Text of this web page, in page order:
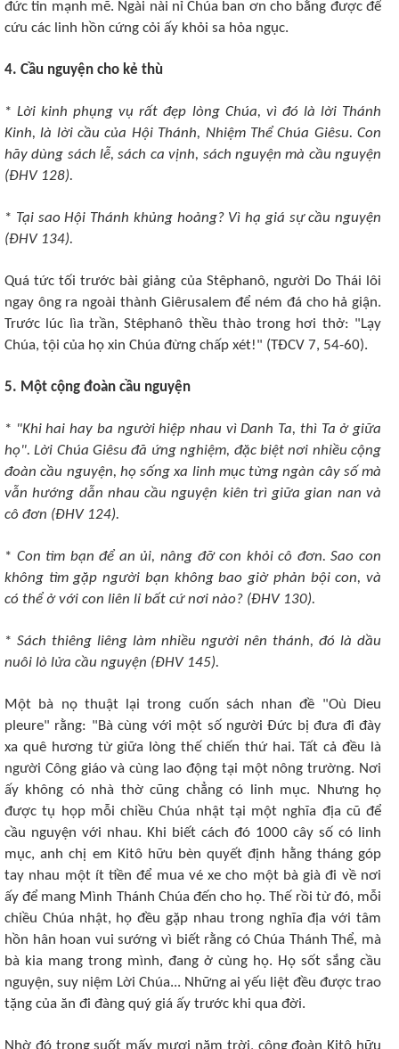
đức tin mạnh mẽ. Ngài nài nỉ Chúa ban ơn cho bằng được để
cứu các linh hồn cứng cỏi ấy khỏi sa hỏa ngục.
4. Cầu nguyện cho kẻ thù
*Lời kinh phụng vụ rất đẹp lòng Chúa, vì đó là lời Thánh
Kinh, là lời cầu của Hội Thánh, Nhiệm Thể Chúa Giêsu. Con
hãy dùng sách lễ, sách ca vịnh, sách nguyện mà cầu nguyện
(ÐHV 128).
* Tại sao Hội Thánh khủng hoảng? Vì hạ giá sự cầu nguyện
(ÐHV 134).
Quá tức tối trước bài giảng của Stêphanô, người Do Thái lôi
ngay ông ra ngoài thành Giêrusalem để ném đá cho hả giận.
Trước lúc lìa trần, Stêphanô thều thào trong hơi thở: "Lạy
Chúa, tội của họ xin Chúa đừng chấp xét!" (TÐCV 7, 54-60).
5. Một cộng đoàn cầu nguyện
* "Khi hai hay ba người hiệp nhau vì Danh Ta, thì Ta ở giữa
họ". Lời Chúa Giêsu đã ứng nghiệm, đặc biệt nơi nhiều cộng
đoàn cầu nguyện, họ sống xa linh mục từng ngàn cây số mà
vẫn hướng dẫn nhau cầu nguyện kiên trì giữa gian nan và
cô đơn (ÐHV 124).
* Con tìm bạn để an ủi, nâng đỡ con khỏi cô đơn. Sao con
không tìm gặp người bạn không bao giờ phản bội con, và
có thể ở với con liên lỉ bất cứ nơi nào? (ÐHV 130).
* Sách thiêng liêng làm nhiều người nên thánh, đó là dầu
nuôi lò lửa cầu nguyện (ÐHV 145).
Một bà nọ thuật lại trong cuốn sách nhan đề "Où Dieu
pleure" rằng: "Bà cùng với một số người Ðức bị đưa đi đày
xa quê hương từ giữa lòng thế chiến thứ hai. Tất cả đều là
người Công giáo và cùng lao động tại một nông trường. Nơi
ấy không có nhà thờ cũng chẳng có linh mục. Nhưng họ
được tụ họp mỗi chiều Chúa nhật tại một nghĩa địa cũ để
cầu nguyện với nhau. Khi biết cách đó 1000 cây số có linh
mục, anh chị em Kitô hữu bèn quyết định hằng tháng góp
tay nhau một ít tiền để mua vé xe cho một bà già đi về nơi
ấy để mang Mình Thánh Chúa đến cho họ. Thế rồi từ đó, mỗi
chiều Chúa nhật, họ đều gặp nhau trong nghĩa địa với tâm
hồn hân hoan vui sướng vì biết rằng có Chúa Thánh Thể, mà
bà kia mang trong mình, đang ở cùng họ. Họ sốt sắng cầu
nguyện, suy niệm Lời Chúa... Những ai yếu liệt đều được trao
tặng của ăn đi đàng quý giá ấy trước khi qua đời.
Nhờ đó trong suốt mấy mươi năm trời, cộng đoàn Kitô hữu